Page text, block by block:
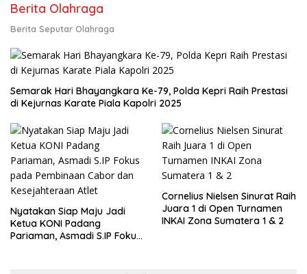
Berita Olahraga
Berita Seputar Olahraga
Semarak Hari Bhayangkara Ke-79, Polda Kepri Raih Prestasi
di Kejurnas Karate Piala Kapolri 2025
Nyatakan Siap Maju Jadi
Ketua KONI Padang
Pariaman, Asmadi S.IP Fokus
Cornelius Nielsen Sinurat Raih
Juara 1 di Open Turnamen
INKAI Zona Sumatera 1 & 2